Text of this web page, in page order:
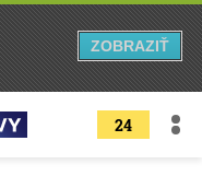
24
ZOBRAZIŤ